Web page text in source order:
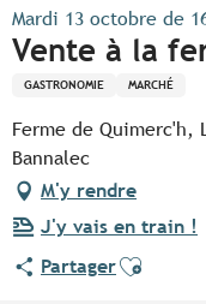
Mardi 13 octobre de
Vente à la
GASTRONOMIE MARCHÉ
Ferme de Quimerc'h,
Bannalec
M'y rendre
J'y vais en train !
PartagerAjouter